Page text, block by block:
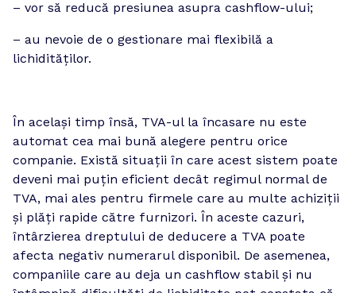
– vor să reducă presiunea asupra cashflow-ului;
– au nevoie de o gestionare mai flexibilă a
lichidităților.
În același timp însă, TVA-ul la încasare nu este
automat cea mai bună alegere pentru orice
companie. Există situații în care acest sistem poate
deveni mai puțin eficient decât regimul normal de
TVA, mai ales pentru firmele care au multe achiziții
și plăți rapide către furnizori. În aceste cazuri,
întârzierea dreptului de deducere a TVA poate
afecta negativ numerarul disponibil. De asemenea,
companiile care au deja un cashflow stabil și nu